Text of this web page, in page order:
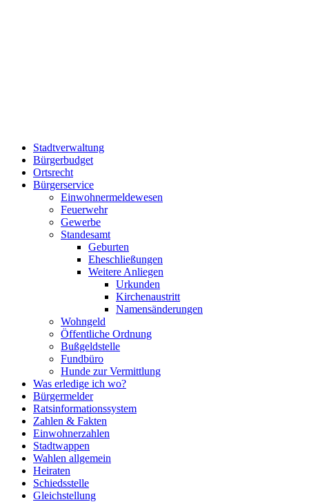
Stadtverwaltung
Bürgerbudget
Ortsrecht
Bürgerservice
Einwohnermeldewesen
Feuerwehr
Gewerbe
Standesamt
Geburten
Eheschließungen
Weitere Anliegen
Urkunden
Kirchenaustritt
Namensänderungen
Wohngeld
Öffentliche Ordnung
Bußgeldstelle
Fundbüro
Hunde zur Vermittlung
Was erledige ich wo?
Bürgermelder
Ratsinformationssystem
Zahlen & Fakten
Einwohnerzahlen
Stadtwappen
Wahlen allgemein
Heiraten
Schiedsstelle
Gleichstellung